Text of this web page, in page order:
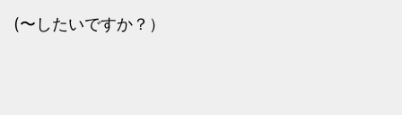
(〜したいですか？）